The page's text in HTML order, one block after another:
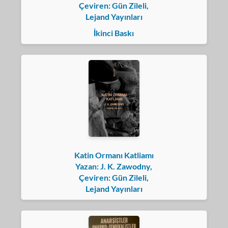
Çeviren: Gün Zileli,
Lejand Yayınları
İkinci Baskı
Katin Ormanı Katliamı
Yazan: J. K. Zawodny,
Çeviren: Gün Zileli,
Lejand Yayınları